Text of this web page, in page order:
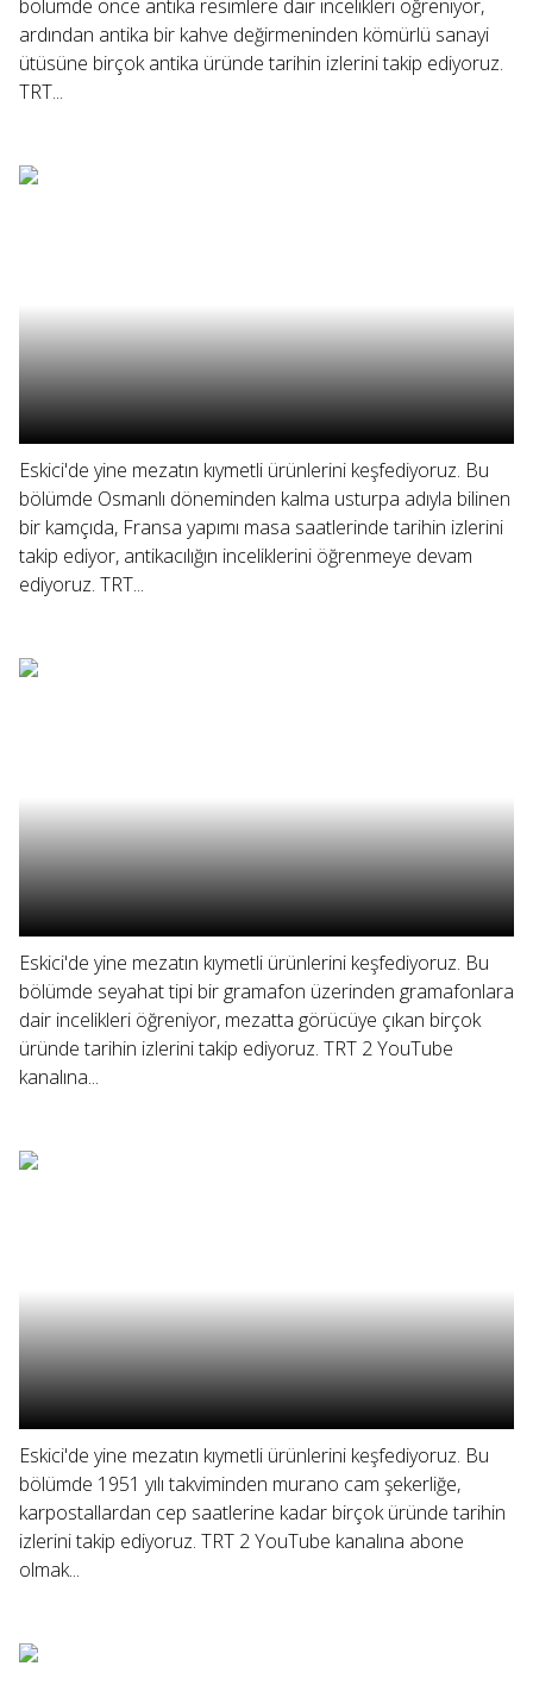
bölümde önce antika resimlere dair incelikleri öğreniyor,
ardından antika bir kahve değirmeninden kömürlü sanayi
ütüsüne birçok antika üründe tarihin izlerini takip ediyoruz.
TRT...
Eskici'de yine mezatın kıymetli ürünlerini keşfediyoruz. Bu
bölümde Osmanlı döneminden kalma usturpa adıyla bilinen
bir kamçıda, Fransa yapımı masa saatlerinde tarihin izlerini
takip ediyor, antikacılığın inceliklerini öğrenmeye devam
ediyoruz. TRT...
Eskici'de yine mezatın kıymetli ürünlerini keşfediyoruz. Bu
bölümde seyahat tipi bir gramafon üzerinden gramafonlara
dair incelikleri öğreniyor, mezatta görücüye çıkan birçok
üründe tarihin izlerini takip ediyoruz. TRT 2 YouTube
kanalına...
Eskici'de yine mezatın kıymetli ürünlerini keşfediyoruz. Bu
bölümde 1951 yılı takviminden murano cam şekerliğe,
karpostallardan cep saatlerine kadar birçok üründe tarihin
izlerini takip ediyoruz. TRT 2 YouTube kanalına abone
olmak...